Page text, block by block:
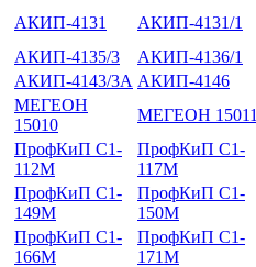
АКИП-4131 АКИП-4131/1
АКИП-4135/3 АКИП-4136/1
АКИП-4143/3А АКИП-4146
МЕГЕОН
15010
МЕГЕОН 15011
ПрофКиП С1-
112М
ПрофКиП С1-
117М
ПрофКиП С1-
149М
ПрофКиП С1-
150М
ПрофКиП С1-
166М
ПрофКиП С1-
171М